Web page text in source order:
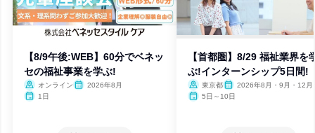
【8/9午後:WEB】60分でベネッ
セの福祉事業を学ぶ!
オンライン
2026年8月
1日
【首都圏】8/29 福祉業界を
ぶ!インターンシップ5日間!
東京都
2026年8月・9月・12月
27年1月
5日～10日